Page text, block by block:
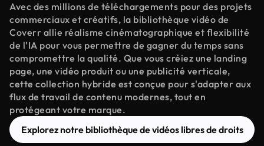
Avec des millions de téléchargements pour des projets
commerciaux et créatifs, la bibliothèque vidéo de
Coverr allie réalisme cinématographique et flexibilité
de l'IA pour vous permettre de gagner du temps sans
compromettre la qualité. Que vous créiez une landing
page, une vidéo produit ou une publicité verticale,
cette collection hybride est conçue pour s'adapter aux
flux de travail de contenu modernes, tout en
protégeant votre marque.
Explorez notre bibliothèque de vidéos libres de droits